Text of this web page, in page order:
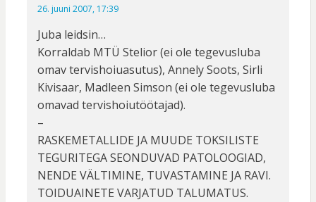
26. juuni 2007, 17:39
Juba leidsin…
Korraldab MTÜ Stelior (ei ole tegevusluba
omav tervishoiuasutus), Annely Soots, Sirli
Kivisaar, Madleen Simson (ei ole tegevusluba
omavad tervishoiutöötajad).
–
RASKEMETALLIDE JA MUUDE TOKSILISTE
TEGURITEGA SEONDUVAD PATOLOOGIAD,
NENDE VÄLTIMINE, TUVASTAMINE JA RAVI.
TOIDUAINETE VARJATUD TALUMATUS.